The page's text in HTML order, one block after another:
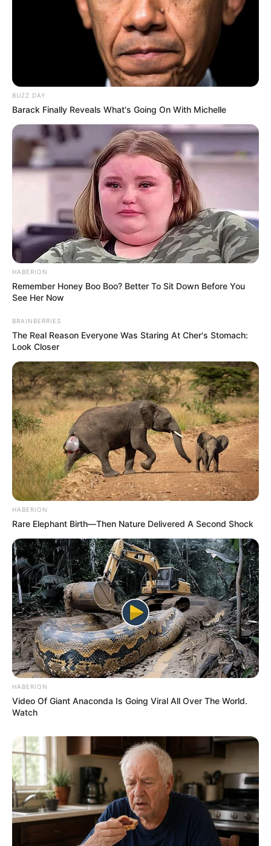
BUZZ DAY
Barack Finally Reveals What's Going On With Michelle
HABERION
Remember Honey Boo Boo? Better To Sit Down Before You
See Her Now
BRAINBERRIES
The Real Reason Everyone Was Staring At Cher's Stomach:
Look Closer
HABERION
Rare Elephant Birth—Then Nature Delivered A Second Shock
HABERION
Video Of Giant Anaconda Is Going Viral All Over The World.
Watch